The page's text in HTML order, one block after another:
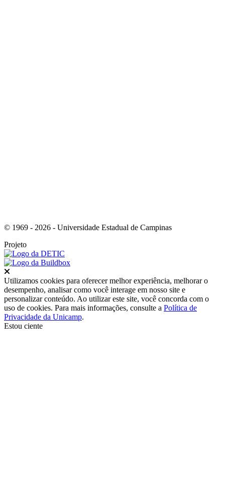
© 1969 - 2026 - Universidade Estadual de Campinas
Projeto
Utilizamos cookies para oferecer melhor experiência, melhorar o
desempenho, analisar como você interage em nosso site e
personalizar conteúdo. Ao utilizar este site, você concorda com o
uso de cookies. Para mais informações, consulte a Política de
Privacidade da Unicamp.
Estou ciente